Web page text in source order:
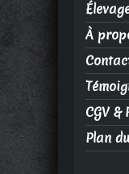
À
CGV &
Plan